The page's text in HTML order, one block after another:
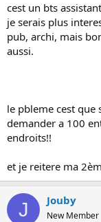
cest un bts
je serais plus
pub, archi, mais
aussi.
le pbleme cest que
demander a 100
endroits!!
et je reitere ma
J Jouby
New Member